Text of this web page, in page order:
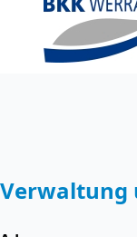
Verwaltung